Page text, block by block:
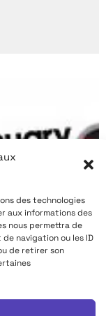
des technologies
aux informations des
nous permettra de
navigation ou les ID
de retirer son